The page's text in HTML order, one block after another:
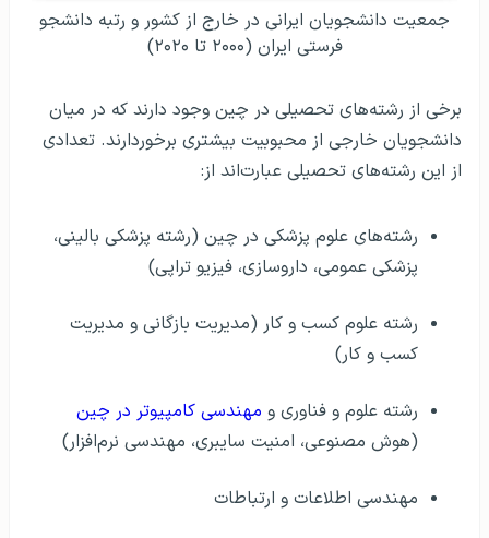
جمعیت دانشجویان ایرانی در خارج از کشور و رتبه دانشجو
فرستی ایران (۲۰۰۰ تا ۲۰۲۰)
برخی از رشته‌های تحصیلی در چین وجود دارند که در میان
دانشجویان خارجی از محبوبیت بیشتری برخوردارند. تعدادی
از این رشته‌های تحصیلی عبارت‌اند از:
رشته‌های علوم پزشکی در چین (رشته پزشکی بالینی،
پزشکی عمومی، داروسازی، فیزیو تراپی)
رشته علوم کسب و کار (مدیریت بازگانی و مدیریت
کسب و کار)
رشته علوم و فناوری و مهندسی کامپیوتر در چین
(هوش مصنوعی، امنیت سایبری، مهندسی نرم‌افزار)
مهندسی اطلاعات و ارتباطات